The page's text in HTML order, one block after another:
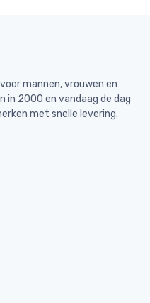
mannen, vrouwen en
in 2000 en vandaag de dag
met snelle levering.